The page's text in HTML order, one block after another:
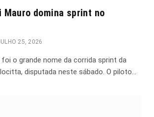
Mauro domina sprint no
25, 2026
foi o grande nome da corrida sprint da
disputada neste sábado. O piloto…